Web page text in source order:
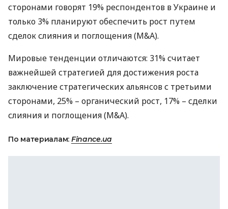
сторонами говорят 19% респондентов в Украине и
только 3% планируют обеспечить рост путем
сделок слияния и поглощения (M&A).
Мировые тенденции отличаются: 31% считает
важнейшей стратегией для достижения роста
заключение стратегических альянсов с третьими
сторонами, 25% – органический рост, 17% – сделки
слияния и поглощения (M&A).
По материалам: Finance.ua